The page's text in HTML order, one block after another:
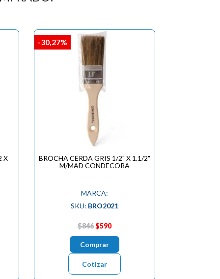
X
BROCHA CERDA GRIS 1/2" X 1.1/2"
M/MAD CONDECORA
MARCA:
SKU: BRO2021
$846$590
Comprar
Cotizar
-30,27%